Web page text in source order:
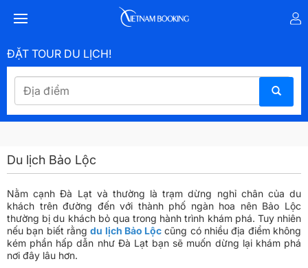
ĐẶT TOUR DU LỊCH!
Du lịch Bảo Lộc
Nằm cạnh Đà Lạt và thường là trạm dừng nghỉ chân của du
khách trên đường đến với thành phố ngàn hoa nên Bảo Lộc
thường bị du khách bỏ qua trong hành trình khám phá. Tuy nhiên
nếu bạn biết rằngdu lịch Bảo Lộc cũng có nhiều địa điểm không
kém phần hấp dẫn như Đà Lạt bạn sẽ muốn dừng lại khám phá
nơi đây lâu hơn.